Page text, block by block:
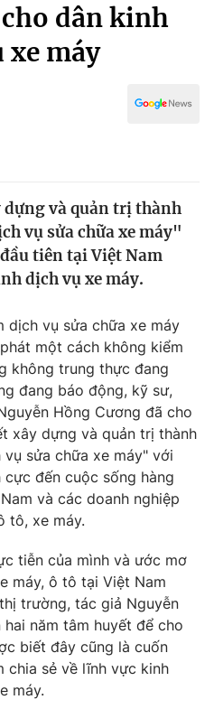
dân kinh
xe máy
và quản trị thành
vụ sửa chữa xe máy"
tiên tại Việt Nam
dịch vụ xe máy.
dịch vụ sửa chữa xe máy
một cách không kiểm
không trung thực đang
đang báo động, kỹ sư,
Hồng Cương đã cho
xây dựng và quản trị thành
sửa chữa xe máy" với
đến cuộc sống hàng
và các doanh nghiệp
tô, xe máy.
tiễn của mình và ước mơ
máy, ô tô tại Việt Nam
trường, tác giả Nguyễn
năm tâm huyết để cho
biết đây cũng là cuốn
chia sẻ về lĩnh vực kinh
máy.